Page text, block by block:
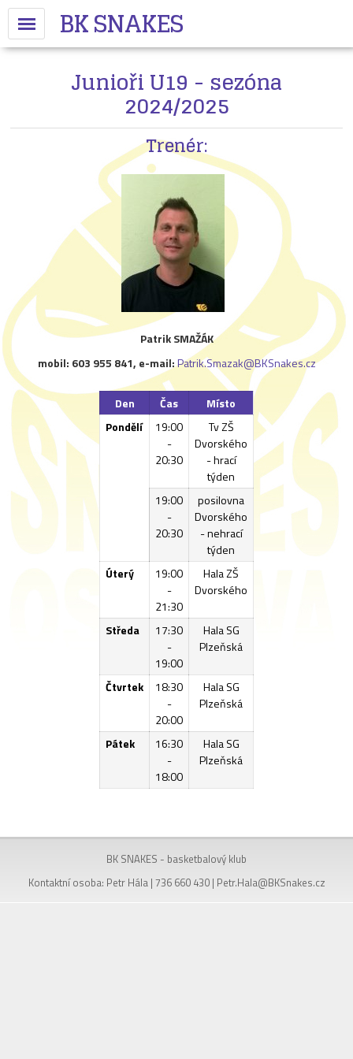
BK SNAKES
Junioři U19 - sezóna
2024/2025
Trenér:
Patrik SMAŽÁK
mobil: 603 955 841, e-mail:Patrik.Smazak@BKSnakes.cz
Den Čas
Místo
Pondělí
19:00
-
20:30
Tv ZŠ
Dvorského
- hrací
týden
19:00
-
20:30
posilovna
Dvorského
- nehrací
týden
Úterý
19:00
-
21:30
Hala ZŠ
Dvorského
Středa
17:30
-
19:00
Hala SG
Plzeňská
Čtvrtek
18:30
-
20:00
Hala SG
Plzeňská
Pátek
16:30
-
18:00
Hala SG
Plzeňská
BK SNAKES - basketbalový klub
Kontaktní osoba: Petr Hála | 736 660 430 | Petr.Hala@BKSnakes.cz